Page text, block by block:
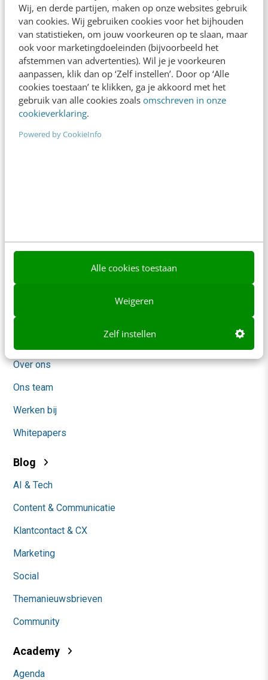
Wij, en derde partijen, maken op onze websites gebruik
van cookies. Wij gebruiken cookies voor het bijhouden
van statistieken, om jouw voorkeuren op te slaan, maar
ook voor marketingdoeleinden (bijvoorbeeld het
afstemmen van advertenties). Wil je je voorkeuren
aanpassen, klik dan op ‘Zelf instellen’. Door op ‘Alle
cookies toestaan’ te klikken, ga je akkoord met het
gebruik van alle cookies zoals omschreven in onze
cookieverklaring.
Powered by CookieInfo
Alle cookies toestaan
Weigeren
Zelf instellen
In 2,5 uur van Google-first naar AI-first: zo wordt je
content beter gevonden. Schrijf je in en bekijk
direct.
Meer weten
Contact
Over ons
Ons team
Werken bij
Whitepapers
Blog
AI & Tech
Content & Communicatie
Klantcontact & CX
Marketing
Social
Themanieuwsbrieven
Community
Academy
Agenda